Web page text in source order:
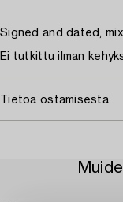
Signed and dated,
Ei tutkittu ilman
Tietoa ostamisesta